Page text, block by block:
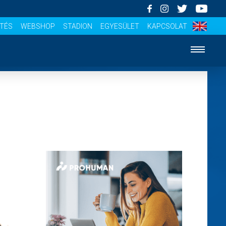
WEBSHOP STADION EGYESÜLET KAPCSOLAT